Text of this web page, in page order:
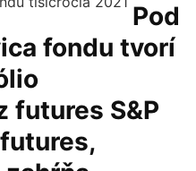
Pod
fondu tvorí
futures S&P